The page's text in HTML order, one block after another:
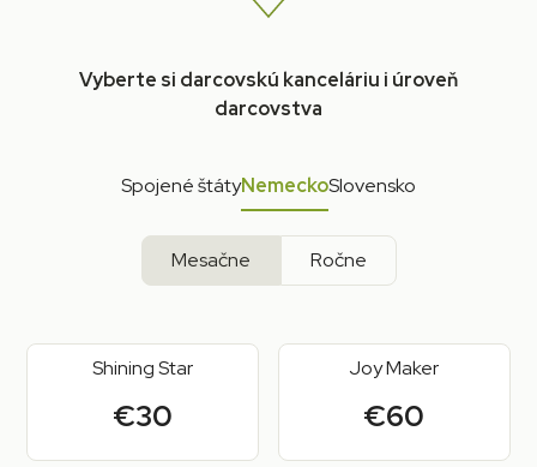
Vyberte si darcovskú kanceláriu i úroveň
darcovstva
Spojené štátyNemeckoSlovensko
Mesačne Ročne
Shining Star
€30
Joy Maker
€60